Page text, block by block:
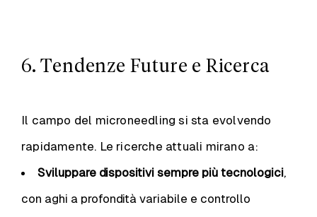
6. Tendenze Future e Ricerca
Il campo del microneedling si sta evolvendo
rapidamente. Le ricerche attuali mirano a:
Sviluppare dispositivi sempre più tecnologici,
con aghi a profondità variabile e controllo